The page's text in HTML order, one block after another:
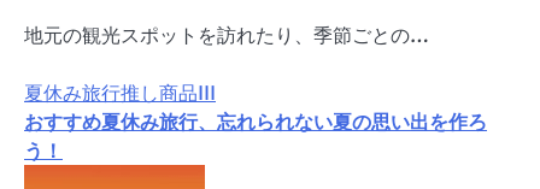
地元の観光スポットを訪れたり、季節ごとの…
夏休み旅行推し商品III
おすすめ夏休み旅行、忘れられない夏の思い出を作ろ
う！